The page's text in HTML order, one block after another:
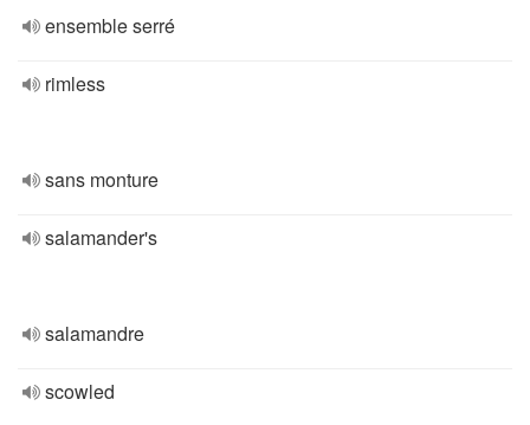
ensemble serré
rimless
sans monture
salamander's
salamandre
scowled